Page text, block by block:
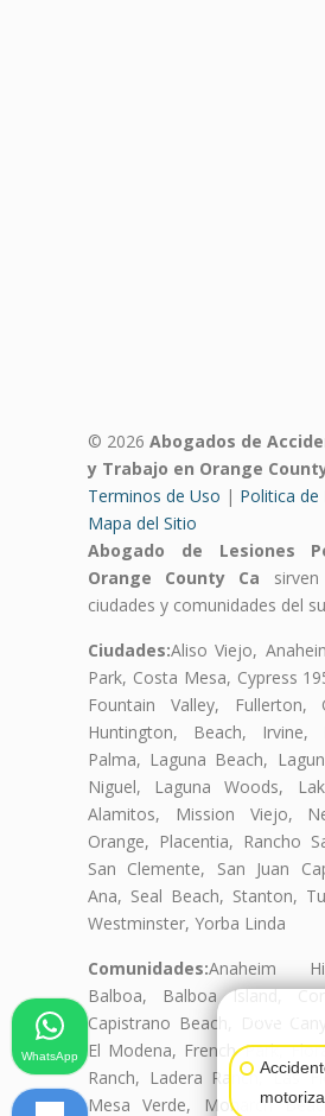
© 2026 Abogados de
y Trabajo en Orange
Terminos de Uso | Politica de
Mapa del Sitio
Abogado de Lesiones
Orange County Ca
ciudades y comunidades del
Ciudades:Aliso Viejo,
Park, Costa Mesa, Cypress
Fountain Valley, Fullerton,
Huntington, Beach,
Palma, Laguna Beach,
Niguel, Laguna Woods,
Alamitos, Mission Viejo,
Orange, Placentia, Rancho
San Clemente, San Juan
Ana, Seal Beach, Stanton,
Westminster, Yorba Linda
Comunidades:Anaheim
Balboa, Balboa Island,
Capistrano Beach, Dove
El Modena, French Park,
Ranch, Ladera Ranch, Las
Mesa Verde, Monarch
WhatsApp